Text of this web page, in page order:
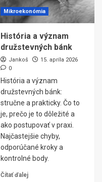
Mikroekonómia
História a význam
družstevných bánk
Jankoš
15. apríla 2026
0
História a význam
družstevných bánk:
stručne a prakticky. Čo to
je, prečo je to dôležité a
ako postupovať v praxi.
Najčastejšie chyby,
odporúčané kroky a
kontrolné body.
Čítať ďalej